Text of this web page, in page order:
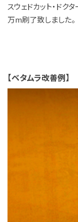
スウェドカット・ドク
万m刷了致しました。
【ベタムラ改善例】